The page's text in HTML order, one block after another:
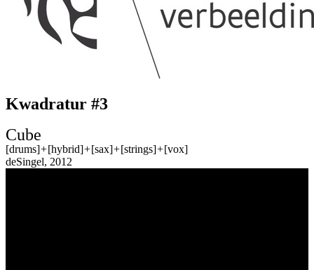
Kwadratur #3
Cube
[drums]+[hybrid]+[sax]+[strings]+[vox]
deSingel, 2012